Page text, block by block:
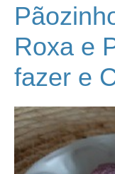
Roxa e
fazer e